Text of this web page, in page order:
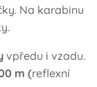
Na karabinu
vpředu i vzadu.
m (reflexní